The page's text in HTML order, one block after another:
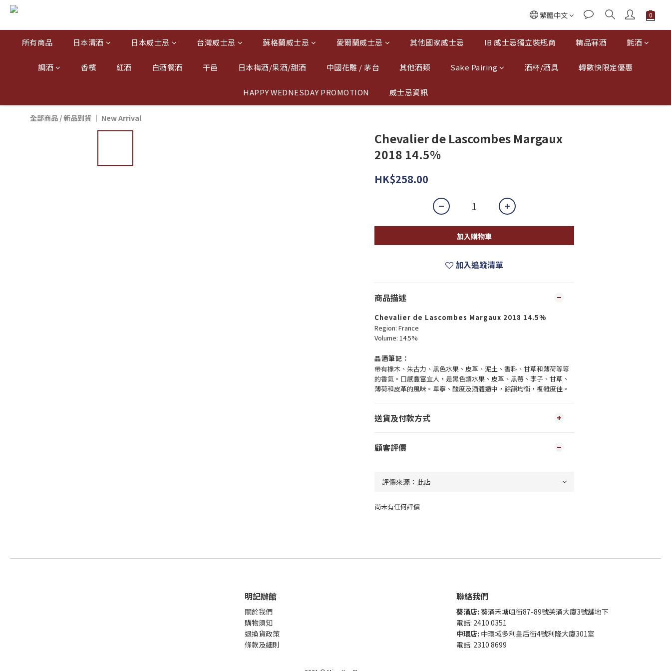
繁體中文
所有商品 日本清酒 日本威士忌 台灣威士忌 蘇格蘭威士忌 愛爾蘭威士忌 其他國家威士忌 IB 威士忌獨立裝瓶商 精品冧酒 氈酒
調酒 香檳 紅酒 白酒餐酒 干邑 日本梅酒/果酒/甜酒 中國花雕 / 茅台 其他酒類 Sake Pairing 酒杯/酒具 轉數快限定優惠
HAPPY WEDNESDAY PROMOTION 威士忌資訊
全部商品 /新品到貨 ｜ New Arrival
Chevalier de Lascombes Margaux
2018 14.5%
HK$258.00
加入購物車
加入追蹤清單
商品描述
Chevalier de Lascombes Margaux 2018 14.5%
Region: France
Volume: 14.5%
品酒筆記：
帶有橡木、朱古力、黑色水果、皮革、泥土、香料、甘草和薄荷等等
的香氣。口感豐富宜人，是黑色類水果、皮革、黑莓、李子、甘草、
薄荷和皮革的風味。單寧、酸度及酒體適中，餘韻均衡，複雜度佳。
送貨及付款方式
顧客評價
尚未有任何評價
明記辦館
關於我們
購物須知
退換貨政策
條款及細則
聯絡我們
葵涌店: 葵涌禾塘咀街87-89號美涌大廈3號舖地下
電話: 2410 0351
中環店: 中環域多利皇后街4號利隆大廈301室
電話: 2310 8699